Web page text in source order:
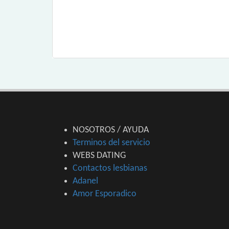
NOSOTROS / AYUDA
Terminos del servicio
WEBS DATING
Contactos lesbianas
Adanel
Amor Esporadico